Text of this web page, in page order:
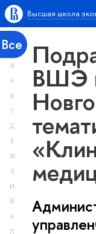
Высшая школа
Все
А
Б
В
Г
Д
Е
Ж
З
И
Й
К
Л
ВШЭ